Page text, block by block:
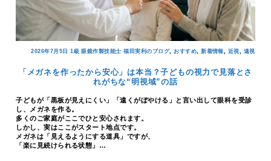
2026年7月5日 1級 眼鏡作製技能士 福田実利のブログ, おすすめ ,新着情報 近視 遠視
「メガネを作ったから安心」は本当？子どもの視力で見落とさ
れがちな“明視域”の話
子どもが「黒板が見えにくい」「遠くがぼやける」と言い出して眼科を受診
し、メガネを作る。
多くのご家庭がここでひと安心されます。
しかし、実はここがスタート地点です。
メガネは「見えるようにする道具」ですが、
「楽に見続けられる状態」…